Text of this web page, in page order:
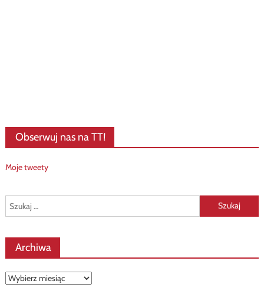
Obserwuj nas na TT!
Moje tweety
Szukaj:
Archiwa
Archiwa